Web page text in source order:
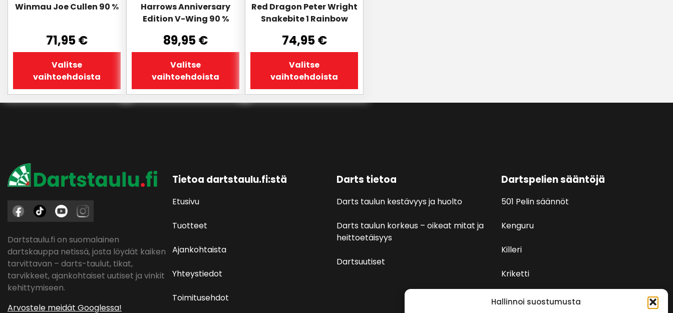
Hallinnoi suostumusta
Winmau Joe Cullen 90 %
71,95€
Valitse
vaihtoehdoista
Harrows Anniversary
Edition V-Wing 90 %
89,95€
Valitse
vaihtoehdoista
Red Dragon Peter Wright
Snakebite 1 Rainbow
74,95€
Valitse
vaihtoehdoista
Dartstaulu.fi on suomalainen
dartskauppa netissä, josta löydät kaiken
tarvittavan – darts-taulut, tikat,
tarvikkeet, ajankohtaiset uutiset ja vinkit
kehittymiseen.
Arvostele meidät Googlessa!
Tietoa dartstaulu.fi:stä
Etusivu
Tuotteet
Ajankohtaista
Yhteystiedot
Toimitusehdot
Darts tietoa
Darts taulun kestävyys ja huolto
Darts taulun korkeus – oikeat mitat ja
heittoetäisyys
Dartsuutiset
Dartspelien sääntöjä
501 Pelin säännöt
Kenguru
Killeri
Kriketti
Rundi